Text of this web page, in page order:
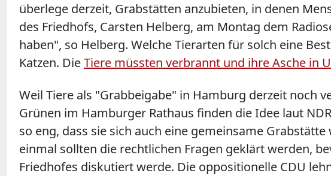
überlege derzeit, Grabstätten anzubieten, in denen
des Friedhofs, Carsten Helberg, am Montag dem
haben", so Helberg. Welche Tierarten für solch eine
Katzen. DieTiere müssten verbrannt und ihre Asche in
Weil Tiere als "Grabbeigabe" in Hamburg derzeit noch
Grünen im Hamburger Rathaus finden die Idee laut
so eng, dass sie sich auch eine gemeinsame
einmal sollten die rechtlichen Fragen geklärt werden,
Friedhofes diskutiert werde. Die oppositionelle CDU